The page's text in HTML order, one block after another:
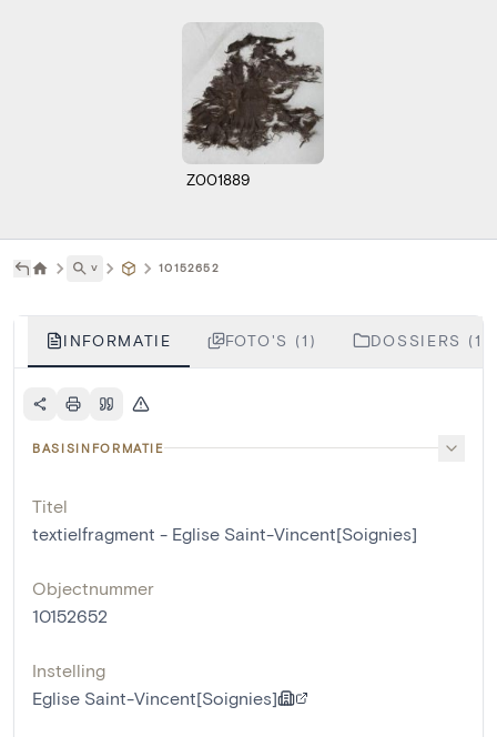
Z001889
˅ 10152652
INFORMATIE FOTO'S (1) DOSSIERS (1)
BASISINFORMATIE
Titel
textielfragment - Eglise Saint-Vincent[Soignies]
Objectnummer
10152652
Instelling
Eglise Saint-Vincent[Soignies]